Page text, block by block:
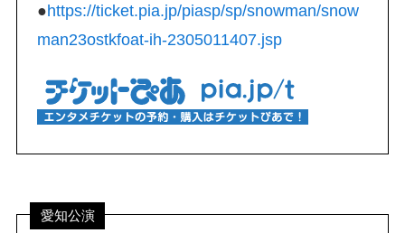
●https://ticket.pia.jp/piasp/sp/snowman/snow
man23ostkfoat-ih-2305011407.jsp
愛知公演